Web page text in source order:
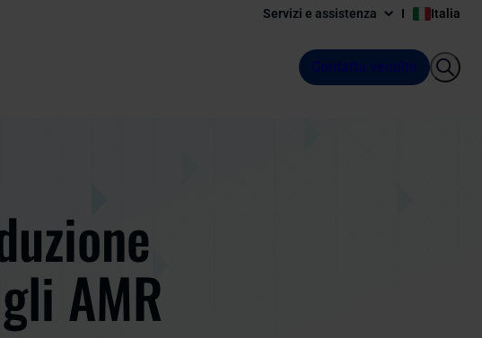
Servizi e assistenza Italia
Contatta vendite
AMR